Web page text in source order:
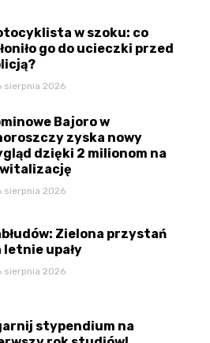
w szoku: co
go do ucieczki przed
sierpnia 2026
Bajoro w
zyska nowy
dzięki 2 milionom na
sierpnia 2026
Zielona przystań
letnie upały
sierpnia 2026
stypendium na